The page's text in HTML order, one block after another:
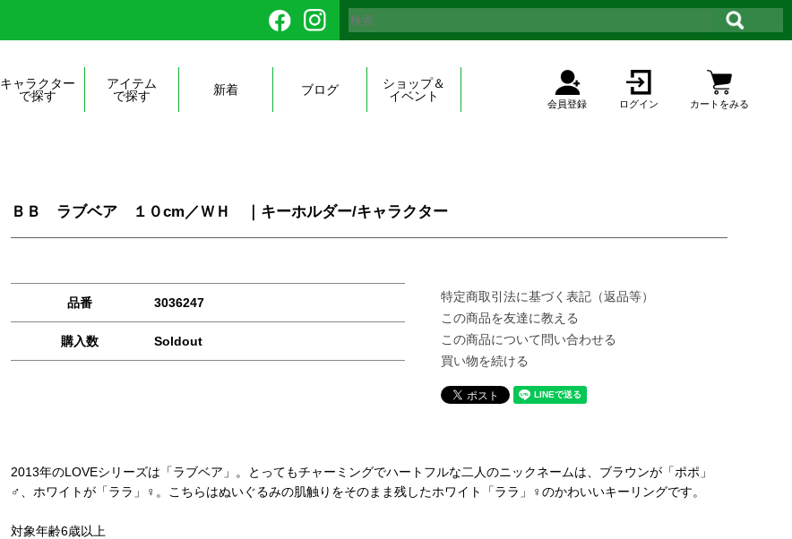
キャラクター
で探す
アイテム
で探す
新着 ブログ
ショップ＆
イベント
カートをみる
ログイン
会員登録
ＢＢ ラブベア １０cm／ＷＨ ｜キーホルダー/キャラクター
品番 3036247
購入数 Soldout
特定商取引法に基づく表記（返品等）
この商品を友達に教える
この商品について問い合わせる
買い物を続ける
2013年のLOVEシリーズは「ラブベア」。とってもチャーミングでハートフルな二人のニックネームは、ブラウンが「ポポ」
♂、ホワイトが「ララ」♀。こちらはぬいぐるみの肌触りをそのまま残したホワイト「ララ」♀のかわいいキーリングです。
対象年齢6歳以上